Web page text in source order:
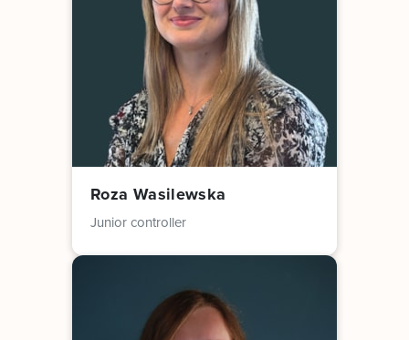
Roza Wasilewska
Junior controller